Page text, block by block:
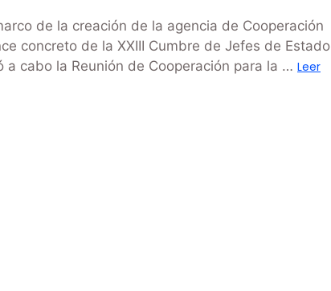
de la creación de la agencia de Cooperación
concreto de la XXIII Cumbre de Jefes de Estado
cabo la Reunión de Cooperación para la … Leer